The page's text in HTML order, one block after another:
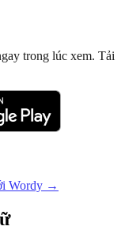
trong lúc xem. Tải
Wordy →